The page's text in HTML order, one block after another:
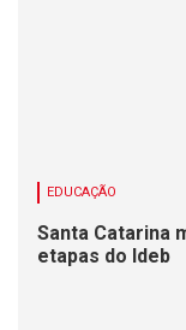
EDUCAÇÃO
Santa Catarina
etapas do Ideb